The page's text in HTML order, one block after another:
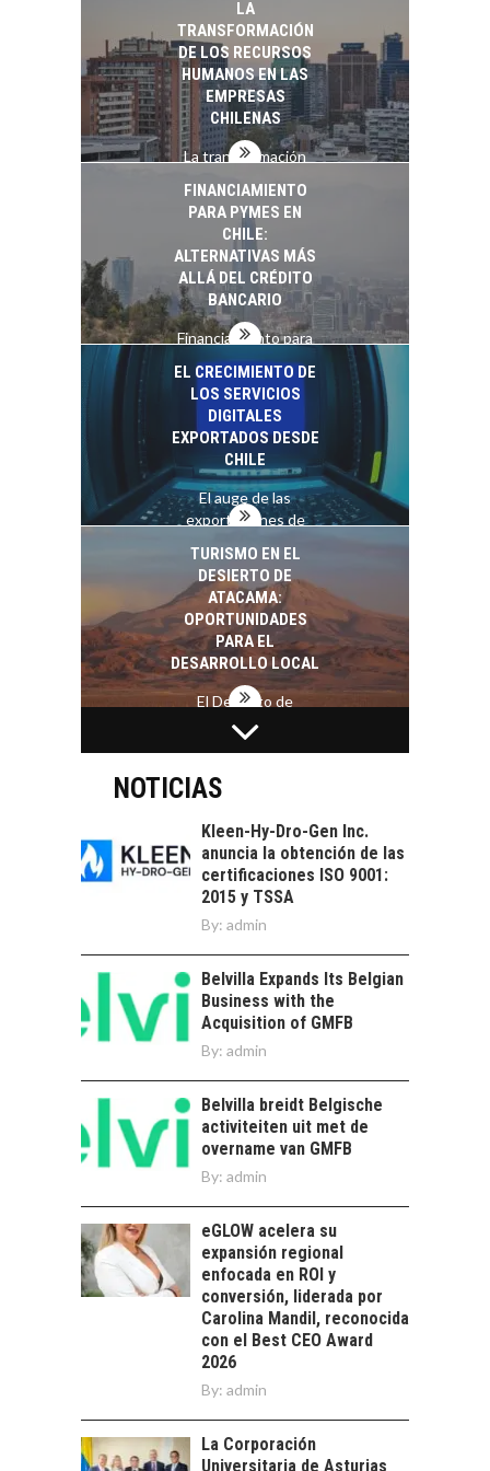
startups…
LA
TRANSFORMACIÓN
DE LOS RECURSOS
HUMANOS EN LAS
EMPRESAS
CHILENAS
La transformación
recursos humanos en
las empresas…
FINANCIAMIENTO
PARA PYMES EN
CHILE:
ALTERNATIVAS MÁS
ALLÁ DEL CRÉDITO
BANCARIO
Financiamiento para
pymes en Chile:
alternativas que
trascienden el
crédito…
EL CRECIMIENTO DE
LOS SERVICIOS
DIGITALES
EXPORTADOS DESDE
CHILE
El auge de las
exportaciones de
Chile:…
TURISMO EN EL
DESIERTO DE
ATACAMA:
OPORTUNIDADES
PARA EL
DESARROLLO LOCAL
El Desierto de
Atacama: Motor
Estratégico para el
LA INDUSTRIA
MINERA CHILENA
FRENTE AL DESAFÍO
SOSTENIBILIDAD
Minería chilena: un
pilar estratégico ante
el reto ineludible de…
CAPITAL DE RIESGO
OPORTUNIDADES
PARA STARTUPS Y
NUEVOS NEGOCIOS
Capital de riesgo en
innovación para
startups…
LA
TRANSFORMACIÓN
DE LOS RECURSOS
HUMANOS EN LAS
EMPRESAS
CHILENAS
La transformación
estratégica de los
recursos humanos en
las empresas…
FINANCIAMIENTO
PARA PYMES EN
CHILE:
ALTERNATIVAS MÁS
ALLÁ DEL CRÉDITO
BANCARIO
pymes en Chile:
EL CRECIMIENTO DE
NOTICIAS
Kleen-Hy-Dro-Gen Inc.
anuncia la obtención de las
certificaciones ISO 9001:
2015 y TSSA
By: admin
Belvilla Expands Its Belgian
Business with the
Acquisition of GMFB
By: admin
Belvilla breidt Belgische
activiteiten uit met de
overname van GMFB
By: admin
eGLOW acelera su
expansión regional
enfocada en ROI y
conversión, liderada por
Carolina Mandil, reconocida
con el Best CEO Award
2026
By: admin
La Corporación
Universitaria de Asturias